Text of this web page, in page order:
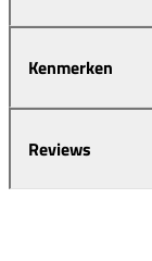
Kenmerken
Reviews